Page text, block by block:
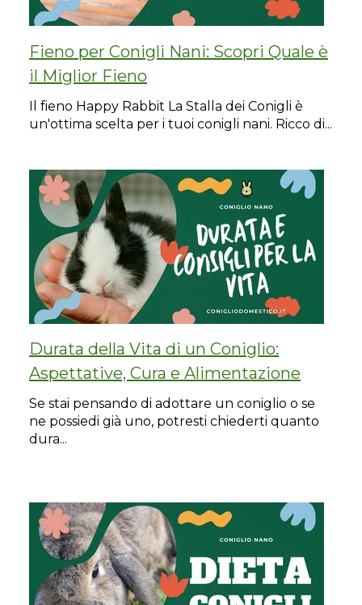
Fieno per Conigli Nani: Scopri Quale è
il Miglior Fieno
Il fieno Happy Rabbit La Stalla dei Conigli è
un'ottima scelta per i tuoi conigli nani. Ricco di...
Durata della Vita di un Coniglio:
Aspettative, Cura e Alimentazione
Se stai pensando di adottare un coniglio o se
ne possiedi già uno, potresti chiederti quanto
dura...